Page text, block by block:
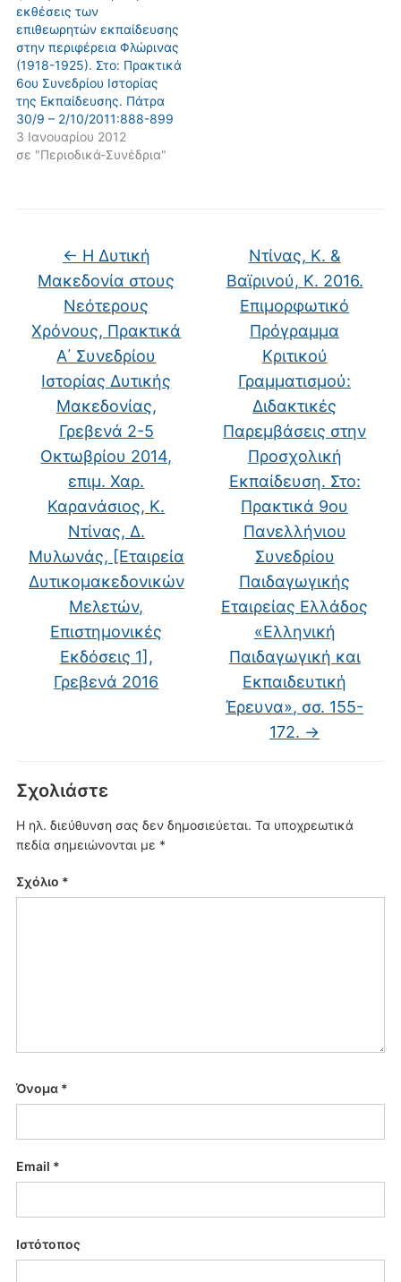
εκθέσεις των
επιθεωρητών εκπαίδευσης
στην περιφέρεια Φλώρινας
(1918-1925). Στο: Πρακτικά
6ου Συνεδρίου Ιστορίας
της Εκπαίδευσης. Πάτρα
30/9 – 2/10/2011:888-899
3 Ιανουαρίου 2012
σε "Περιοδικά-Συνέδρια"
← Η Δυτική
Μακεδονία στους
Νεότερους
Χρόνους, Πρακτικά
Α΄ Συνεδρίου
Ιστορίας Δυτικής
Μακεδονίας,
Γρεβενά 2-5
Οκτωβρίου 2014,
επιμ. Χαρ.
Καρανάσιος, Κ.
Ντίνας, Δ.
Μυλωνάς, [Εταιρεία
Δυτικομακεδονικών
Μελετών,
Επιστημονικές
Εκδόσεις 1],
Γρεβενά 2016
Ντίνας, K. &
Βαϊρινού, Κ. 2016.
Επιμορφωτικό
Πρόγραμμα
Κριτικού
Γραμματισμού:
Διδακτικές
Παρεμβάσεις στην
Προσχολική
Εκπαίδευση. Στο:
Πρακτικά 9oυ
Πανελλήνιου
Συνεδρίου
Παιδαγωγικής
Εταιρείας Ελλάδος
«Ελληνική
Παιδαγωγική και
Εκπαιδευτική
Έρευνα», σσ. 155-
172. →
Σχολιάστε
Η ηλ. διεύθυνση σας δεν δημοσιεύεται. Τα υποχρεωτικά
πεδία σημειώνονται με *
Σχόλιο *
Όνομα *
Email *
Ιστότοπος